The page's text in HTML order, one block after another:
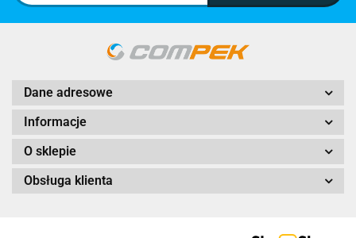
Dane adresowe
Informacje
O sklepie
Obsługa klienta